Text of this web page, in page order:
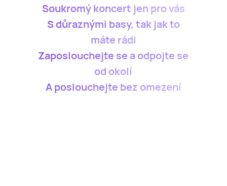
Soukromý koncert jen pro vás
S důraznými basy, tak jak to
máte rádi
Zaposlouchejte se a odpojte se
od okolí
A poslouchejte bez omezení